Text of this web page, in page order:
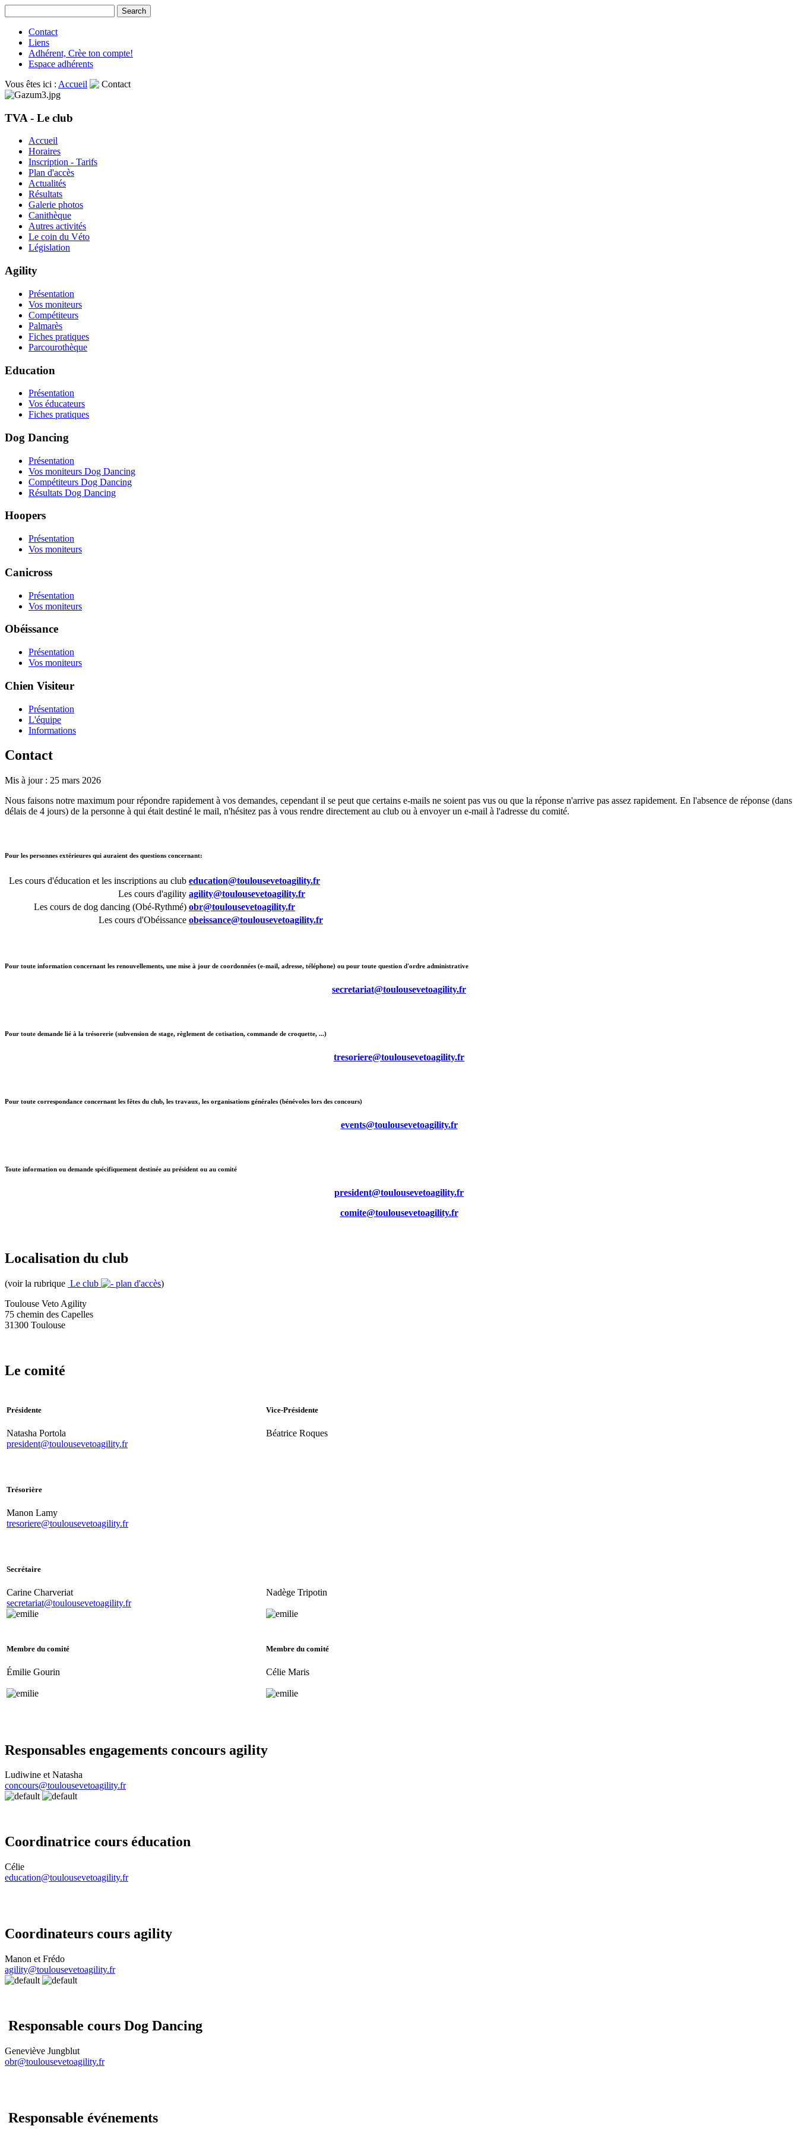
Contact
Liens
Adhérent, Crèe ton compte!
Espace adhérents
Vous êtes ici : Accueil Contact
TVA - Le club
Accueil
Horaires
Inscription - Tarifs
Plan d'accès
Actualités
Résultats
Galerie photos
Canithèque
Autres activités
Le coin du Véto
Législation
Agility
Présentation
Vos moniteurs
Compétiteurs
Palmarès
Fiches pratiques
Parcourothèque
Education
Présentation
Vos éducateurs
Fiches pratiques
Dog Dancing
Présentation
Vos moniteurs Dog Dancing
Compétiteurs Dog Dancing
Résultats Dog Dancing
Hoopers
Présentation
Vos moniteurs
Canicross
Présentation
Vos moniteurs
Obéissance
Présentation
Vos moniteurs
Chien Visiteur
Présentation
L'équipe
Informations
Contact
Mis à jour : 25 mars 2026
Nous faisons notre maximum pour répondre rapidement à vos demandes, cependant il se peut que certains e-mails ne soient pas vus ou que la réponse n'arrive pas assez rapidement. En l'absence de réponse (dans
délais de 4 jours) de la personne à qui était destiné le mail, n'hésitez pas à vous rendre directement au club ou à envoyer un e-mail à l'adresse du comité.
Pour les personnes extérieures qui auraient des questions concernant:
Les cours d'éducation et les inscriptions au club education@toulousevetoagility.fr
Les cours d'agility agility@toulousevetoagility.fr
Les cours de dog dancing (Obé-Rythmé) obr@toulousevetoagility.fr
Les cours d'Obéissance obeissance@toulousevetoagility.fr
Pour toute information concernant les renouvellements, une mise à jour de coordonnées (e-mail, adresse, téléphone) ou pour toute question d'ordre administrative
secretariat@toulousevetoagility.fr
Pour toute demande lié à la trésorerie (subvension de stage, règlement de cotisation, commande de croquette, ...)
tresoriere@toulousevetoagility.fr
Pour toute correspondance concernant les fêtes du club, les travaux, les organisations générales (bénévoles lors des concours)
events@toulousevetoagility.fr
Toute information ou demande spécifiquement destinée au président ou au comité
president@toulousevetoagility.fr
comite@toulousevetoagility.fr
Localisation du club
(voir la rubrique Le club plan d'accès)
Toulouse Veto Agility
75 chemin des Capelles
31300 Toulouse
Le comité
Présidente
Natasha Portola
president@toulousevetoagility.fr
Vice-Présidente
Béatrice Roques
Trésorière
Manon Lamy
tresoriere@toulousevetoagility.fr
Secrétaire
Carine Charveriat
secretariat@toulousevetoagility.fr
Nadège Tripotin
Membre du comité
Émilie Gourin
Membre du comité
Célie Maris
Responsables engagements concours agility
Ludiwine et Natasha
concours@toulousevetoagility.fr
Coordinatrice cours éducation
Célie
education@toulousevetoagility.fr
Coordinateurs cours agility
Manon et Frédo
agility@toulousevetoagility.fr
Responsable cours Dog Dancing
Geneviève Jungblut
obr@toulousevetoagility.fr
Responsable événements